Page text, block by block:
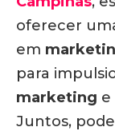
oferecer
em
para
marketing e
Juntos,